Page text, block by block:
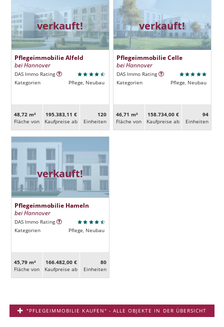
verkauft!
Pflegeimmobilie Alfeld
bei Hannover
DAS Immo Rating
Kategorien
Pflege, Neubau
48,72 m²
Fläche von
195.383,11 €
Kaufpreise ab
120
Ein­heiten
verkauft!
Pflegeimmobilie Celle
bei Hannover
DAS Immo Rating
Kategorien
Pflege, Neubau
46,71 m²
Fläche von
158.734,00 €
Kaufpreise ab
94
Ein­heiten
verkauft!
Pflegeimmobilie Hameln
bei Hannover
DAS Immo Rating
Kategorien
Pflege, Neubau
45,79 m²
Fläche von
166.482,00 €
Kaufpreise ab
80
Ein­heiten
"PFLEGEIMMOBILIE KAUFEN" - ALLE OBJEKTE IN DER ÜBERSICHT